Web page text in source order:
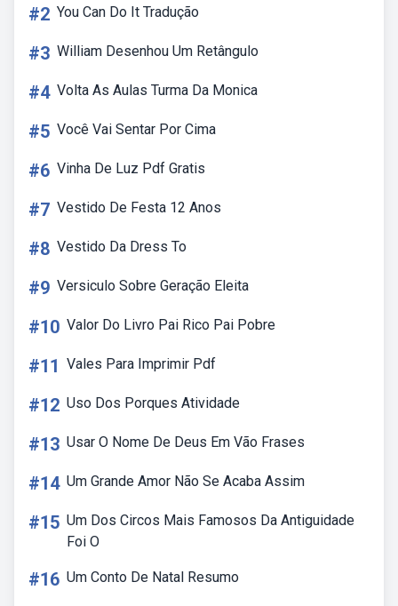
#2 You Can Do It Tradução
#3 William Desenhou Um Retângulo
#4 Volta As Aulas Turma Da Monica
#5 Você Vai Sentar Por Cima
#6 Vinha De Luz Pdf Gratis
#7 Vestido De Festa 12 Anos
#8 Vestido Da Dress To
#9 Versiculo Sobre Geração Eleita
#10 Valor Do Livro Pai Rico Pai Pobre
#11 Vales Para Imprimir Pdf
#12 Uso Dos Porques Atividade
#13 Usar O Nome De Deus Em Vão Frases
#14 Um Grande Amor Não Se Acaba Assim
#15 Um Dos Circos Mais Famosos Da Antiguidade
Foi O
#16 Um Conto De Natal Resumo